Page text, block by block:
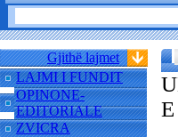
Gjithë lajmet
LAJMI I FUNDIT
OPINONE-
EDITORIALE
ZVICRA